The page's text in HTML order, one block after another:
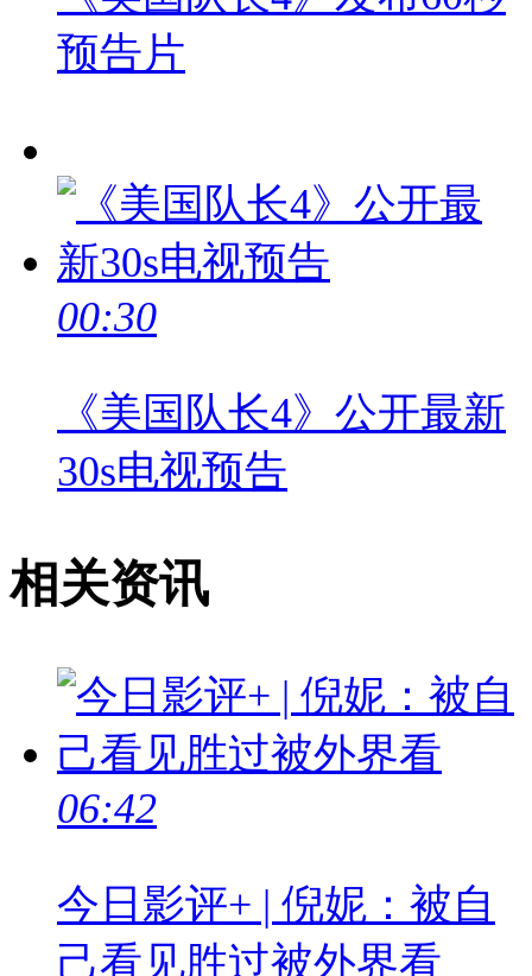
预告片
00:30
《美国队长4》公开最新
30s电视预告
相关资讯
06:42
今日影评+ | 倪妮：被自
己看见胜过被外界看